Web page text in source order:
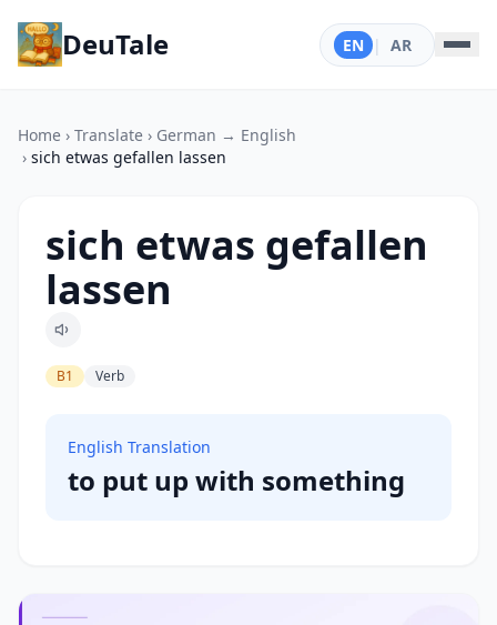
DeuTale EN | AR
Home › Translate › German → English
› sich etwas gefallen lassen
sich etwas gefallen
lassen
B1 Verb
English Translation
to put up with something